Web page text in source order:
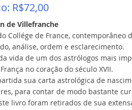
R$72,00
de Villefranche
Collége de France,
análise, ordem e esclarecimento.
vida de um dos astrólogos mais
no coração do século XVII.
sua carta astrológica de
para contar de modo bastante
livro foram retirados de sua